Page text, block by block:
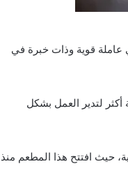
عاملة قوية وذات خبرة في
لتدير العمل بشكل
حيث افتتح هذا المطعم منذ